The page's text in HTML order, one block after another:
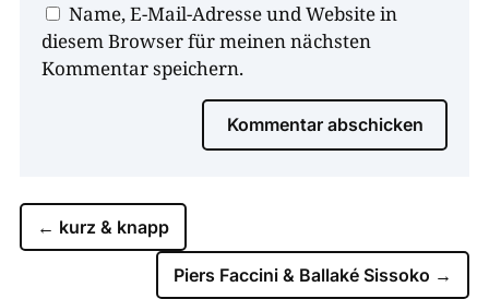
Name, E-Mail-Adresse und Website in
diesem Browser für meinen nächsten
Kommentar speichern.
Kommentar abschicken
← kurz & knapp
Piers Faccini & Ballaké Sissoko →